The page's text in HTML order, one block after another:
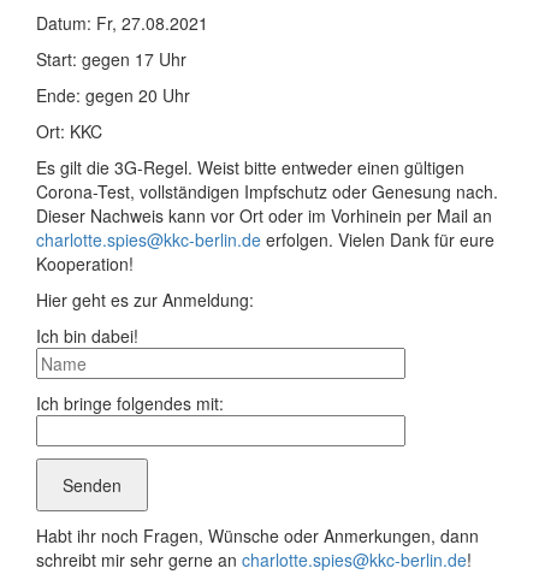
Datum: Fr, 27.08.2021
Start: gegen 17 Uhr
Ende: gegen 20 Uhr
Ort: KKC
Es gilt die 3G-Regel. Weist bitte entweder einen gültigen
Corona-Test, vollständigen Impfschutz oder Genesung nach.
Dieser Nachweis kann vor Ort oder im Vorhinein per Mail an
charlotte.spies@kkc-berlin.de erfolgen. Vielen Dank für eure
Kooperation!
Hier geht es zur Anmeldung:
Ich bin dabei!
Ich bringe folgendes mit:
Habt ihr noch Fragen, Wünsche oder Anmerkungen, dann
schreibt mir sehr gerne an charlotte.spies@kkc-berlin.de!